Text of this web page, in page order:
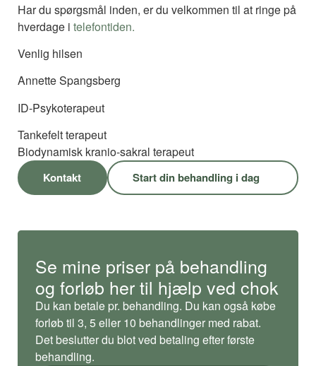
Har du spørgsmål inden, er du velkommen til at ringe på
hverdage i telefontiden.
Venlig hilsen
Annette Spangsberg
ID-Psykoterapeut
Tankefelt terapeut
Biodynamisk kranio-sakral terapeut
Kontakt Start din behandling i dag
Se mine priser på behandling
og forløb her til hjælp ved chok
Du kan betale pr. behandling. Du kan også købe
forløb til 3, 5 eller 10 behandlinger med rabat.
Det beslutter du blot ved betaling efter første
behandling.